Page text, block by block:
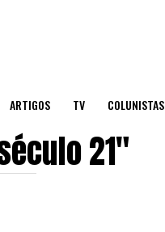
ARTIGOS TV COLUNISTAS
21"